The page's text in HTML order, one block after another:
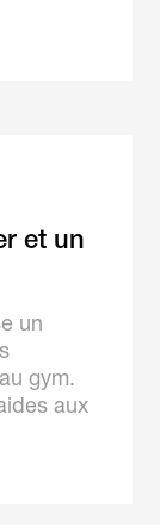
et un
un
gym.
aux